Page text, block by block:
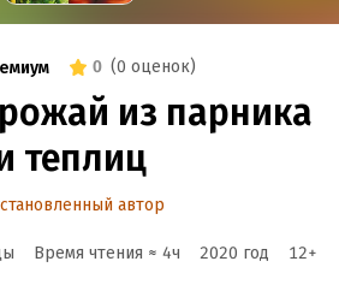
0 (0 оценок)
из парника
теплиц
автор
Время чтения ≈ 4ч 2020 год 12+